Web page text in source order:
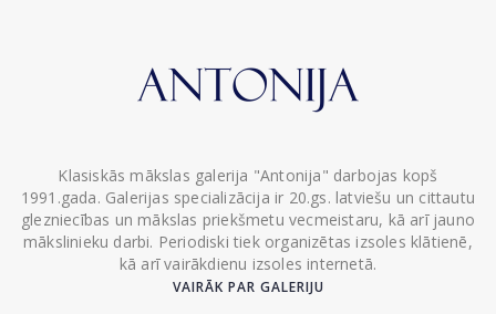
Klasiskās mākslas galerija "Antonija" darbojas kopš
1991.gada. Galerijas specializācija ir 20.gs. latviešu un cittautu
glezniecības un mākslas priekšmetu vecmeistaru, kā arī jauno
mākslinieku darbi. Periodiski tiek organizētas izsoles klātienē,
kā arī vairākdienu izsoles internetā.
VAIRĀK PAR GALERIJU